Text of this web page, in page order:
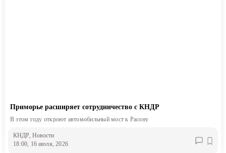
Приморье расширяет сотрудничество с КНДР
В этом году откроют автомобильный мост к Расону
КНДР , Новости
18:00, 16 июля, 2026